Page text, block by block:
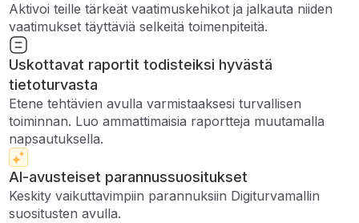
Aktivoi teille tärkeät vaatimuskehikot ja jalkauta niiden
vaatimukset täyttäviä selkeitä toimenpiteitä.
Uskottavat raportit todisteiksi hyvästä
tietoturvasta
Etene tehtävien avulla varmistaaksesi turvallisen
toiminnan. Luo ammattimaisia ​​raportteja muutamalla
napsautuksella.
AI-avusteiset parannussuositukset
Keskity vaikuttavimpiin parannuksiin Digiturvamallin
suositusten avulla.